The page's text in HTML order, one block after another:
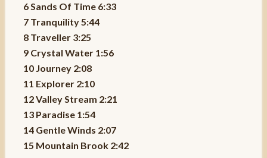
6 Sands Of Time 6:33
7 Tranquility 5:44
8 Traveller 3:25
9 Crystal Water 1:56
10 Journey 2:08
11 Explorer 2:10
12 Valley Stream 2:21
13 Paradise 1:54
14 Gentle Winds 2:07
15 Mountain Brook 2:42